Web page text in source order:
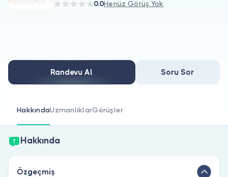
Doktorlar için
Doktor musunuz?
0.0Henüz Görüş Yok
Randevu Al Soru Sor
HakkındaUzmanlıklarGörüşler
Hakkında
Özgeçmiş